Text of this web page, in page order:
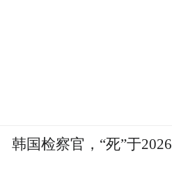
韩国检察官，“死”于2026